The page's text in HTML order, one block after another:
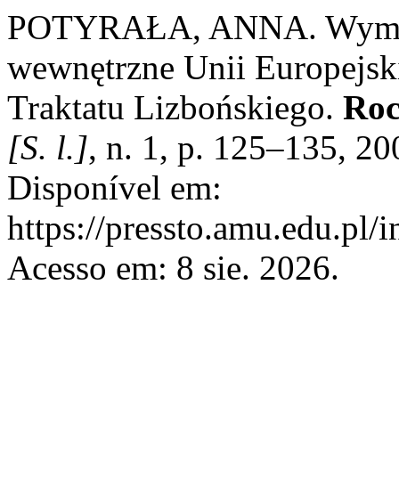
POTYRAŁA, ANNA.
wewnętrzne Unii
Traktatu Lizbońskiego.
[S. l.], n. 1, p. 125–135,
Disponível em:
https://
Acesso em: 8 sie. 2026.